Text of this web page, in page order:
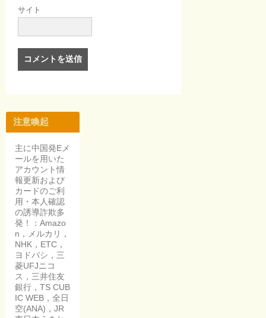
サイト
注意喚起
主に中国発Eメ
ールを用いた
アカウント情
報更新および
カードのご利
用・本人確認
の誘導詐欺多
発！：Amazo
n，メルカリ，
NHK，ETC，
ヨドバシ，三
菱UFJニコ
ス，三井住友
銀行，TS CUB
IC WEB，全日
空(ANA)，JR